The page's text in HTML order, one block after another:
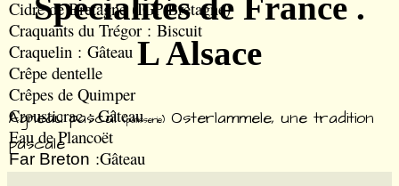
Cidre de Bretagne (IGP Bretagne)
Craquants du Trégor : Biscuit
Craquelin : Gâteau
Crêpe dentelle
Crêpes de Quimper
Crousticrac: Gâteau
Eau de Plancoët
Far Breton :Gâteau
Spécialités de France .
L Alsace
Agneau pascal(pâtisserie) Osterlammele, une tradition
pascale